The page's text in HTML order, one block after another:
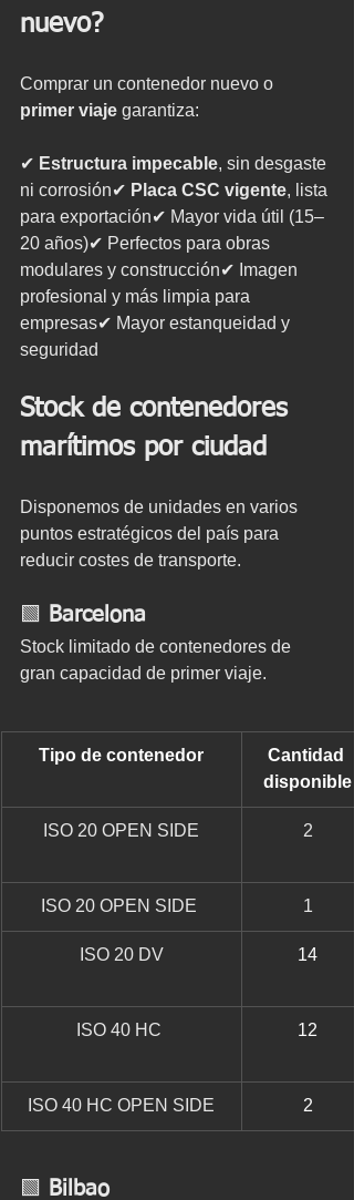
nuevo?
Comprar un contenedor nuevo o
primer viaje garantiza:
✔ Estructura impecable, sin desgaste
ni corrosión✔ Placa CSC vigente, lista
para exportación✔ Mayor vida útil (15–
20 años)✔ Perfectos para obras
modulares y construcción✔ Imagen
profesional y más limpia para
empresas✔ Mayor estanqueidad y
seguridad
Stock de contenedores
marítimos por ciudad
Disponemos de unidades en varios
puntos estratégicos del país para
reducir costes de transporte.
🟩 Barcelona
Stock limitado de contenedores de
gran capacidad de primer viaje.
Tipo de contenedor
Cantidad
disponible
ISO 20 OPEN SIDE 2
ISO 20 OPEN SIDE 1
ISO 20 DV 14
ISO 40 HC 12
ISO 40 HC OPEN SIDE 2
🟩 Bilbao